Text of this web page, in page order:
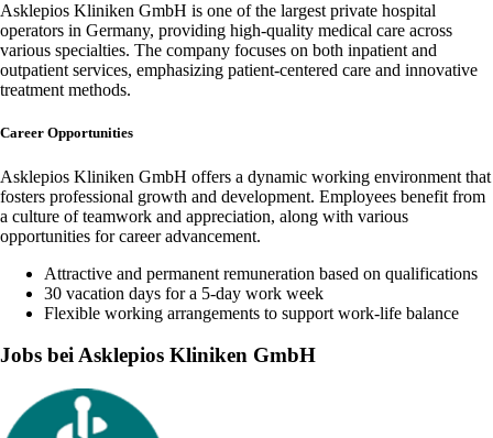
Asklepios Kliniken GmbH is one of the largest private hospital
operators in Germany, providing high-quality medical care across
various specialties. The company focuses on both inpatient and
outpatient services, emphasizing patient-centered care and innovative
treatment methods.
Career Opportunities
Asklepios Kliniken GmbH offers a dynamic working environment that
fosters professional growth and development. Employees benefit from
a culture of teamwork and appreciation, along with various
opportunities for career advancement.
Attractive and permanent remuneration based on qualifications
30 vacation days for a 5-day work week
Flexible working arrangements to support work-life balance
Jobs bei Asklepios Kliniken GmbH